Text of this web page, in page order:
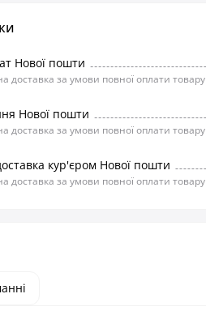
Нової пошти
доставка за умови повної оплати товару
Нової пошти
доставка за умови повної оплати товару
кур'єром Нової пошти
доставка за умови повної оплати товару